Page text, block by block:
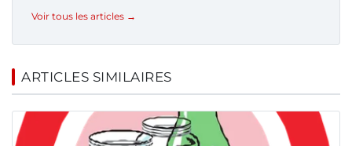
Voir tous les articles →
ARTICLES SIMILAIRES